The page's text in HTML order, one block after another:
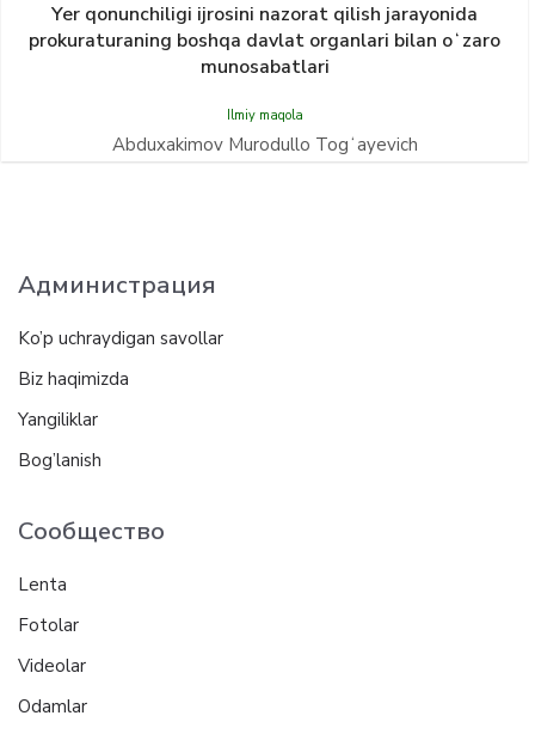
Yer qonunсhiligi ijrosini nazorat qilish jarayonida
prokuraturaning boshqa davlat organlari bilan oʻzaro
munosabatlari
Ilmiy maqola
Abduxakimov Murodullo Togʻayevich
Администрация
Ko’p uchraydigan savollar
Biz haqimizda
Yangiliklar
Bog’lanish
Сообщество
Lenta
Fotolar
Videolar
Odamlar